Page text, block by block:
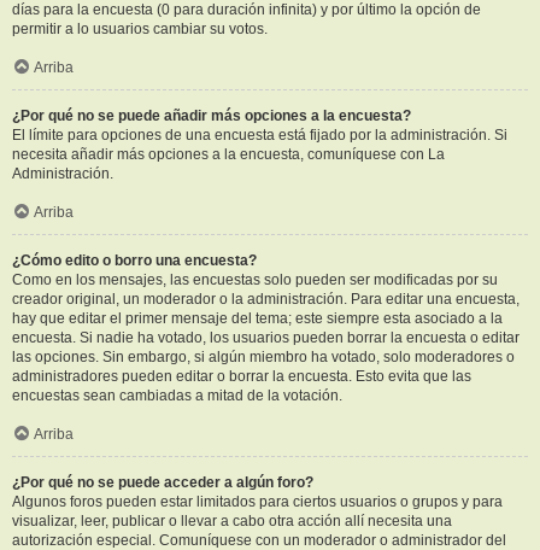
días para la encuesta (0 para duración infinita) y por último la opción de
permitir a lo usuarios cambiar su votos.
Arriba
¿Por qué no se puede añadir más opciones a la encuesta?
El límite para opciones de una encuesta está fijado por la administración. Si
necesita añadir más opciones a la encuesta, comuníquese con La
Administración.
Arriba
¿Cómo edito o borro una encuesta?
Como en los mensajes, las encuestas solo pueden ser modificadas por su
creador original, un moderador o la administración. Para editar una encuesta,
hay que editar el primer mensaje del tema; este siempre esta asociado a la
encuesta. Si nadie ha votado, los usuarios pueden borrar la encuesta o editar
las opciones. Sin embargo, si algún miembro ha votado, solo moderadores o
administradores pueden editar o borrar la encuesta. Esto evita que las
encuestas sean cambiadas a mitad de la votación.
Arriba
¿Por qué no se puede acceder a algún foro?
Algunos foros pueden estar limitados para ciertos usuarios o grupos y para
visualizar, leer, publicar o llevar a cabo otra acción allí necesita una
autorización especial. Comuníquese con un moderador o administrador del